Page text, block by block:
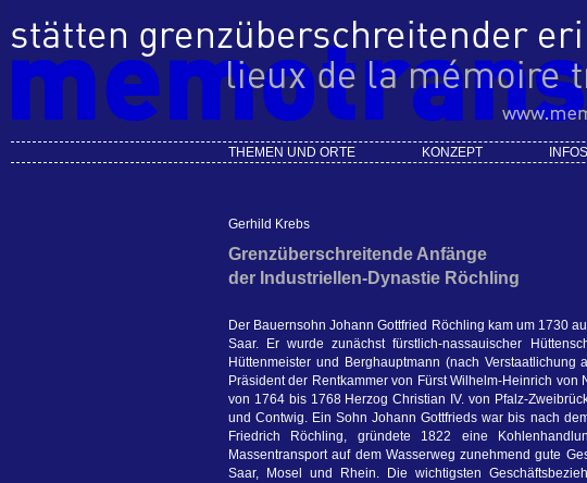
THEMEN UND ORTE KONZEPT INFOS
Gerhild Krebs
Grenzüberschreitende Anfänge
der Industriellen-Dynastie Röchling
Der Bauernsohn Johann Gottfried Röchling kam um 1730
Saar. Er wurde zunächst fürstlich-nassauischer
Hüttenmeister und Berghauptmann (nach Verstaatlichung
Präsident der Rentkammer von Fürst Wilhelm-Heinrich
von 1764 bis 1768 Herzog Christian IV. von Pfalz-
und Contwig. Ein Sohn Johann Gottfrieds war bis nach
Friedrich Röchling, gründete 1822 eine
Massentransport auf dem Wasserweg zunehmend gute
Saar, Mosel und Rhein. Die wichtigsten